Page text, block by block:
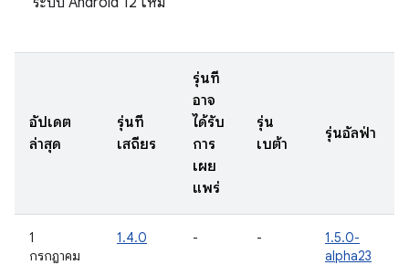
อัปเดต
ล่าสุด
รุ่นที่
เสถียร
รุ่นที่
อาจ
ได้รับ
การ
เผย
แพร่
รุ่น
เบต้า
รุ่นอัลฟ่า
1
กรกฎาคม
1.4.0 - -
1.5.0-
alpha23